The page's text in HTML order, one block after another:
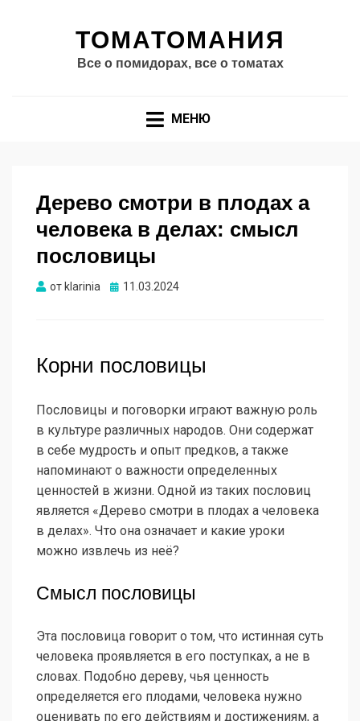
ТОМАТОМАНИЯ
Все о помидорах, все о томатах
МЕНЮ
Дерево смотри в плодах а
человека в делах: смысл
пословицы
от klarinia Опубликовано
11.03.2024
Корни пословицы
Пословицы и поговорки играют важную роль
в культуре различных народов. Они содержат
в себе мудрость и опыт предков, а также
напоминают о важности определенных
ценностей в жизни. Одной из таких пословиц
является «Дерево смотри в плодах а человека
в делах». Что она означает и какие уроки
можно извлечь из неё?
Смысл пословицы
Эта пословица говорит о том, что истинная суть
человека проявляется в его поступках, а не в
словах. Подобно дереву, чья ценность
определяется его плодами, человека нужно
оценивать по его действиям и достижениям, а